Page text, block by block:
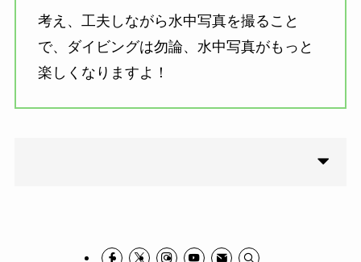
考え、工夫しながら水中写真を撮ること
で、ダイビングは勿論、水中写真がもっと
楽しくなりますよ！